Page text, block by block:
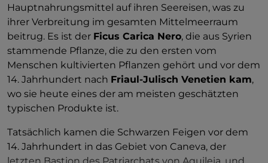
Hauptnahrungsmittel auf ihren Seereisen, was zu
ihrer Verbreitung im gesamten Mittelmeerraum
beitrug. Es ist der Ficus Carica Nero, die aus Syrien
stammende Pflanze, die zu den ersten vom
Menschen kultivierten Pflanzen gehört und vor dem
14. Jahrhundert nach Friaul-Julisch Venetien kam,
wo sie heute eines der am meisten geschätzten
typischen Produkte ist.
Tatsächlich kamen die Schwarzen Feigen vor dem
14. Jahrhundert in das Gebiet von Caneva, der